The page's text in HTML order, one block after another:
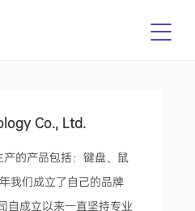
Co., Ltd.
的产品包括：键盘、鼠
我们成立了自己的品牌
自成立以来一直坚持专业